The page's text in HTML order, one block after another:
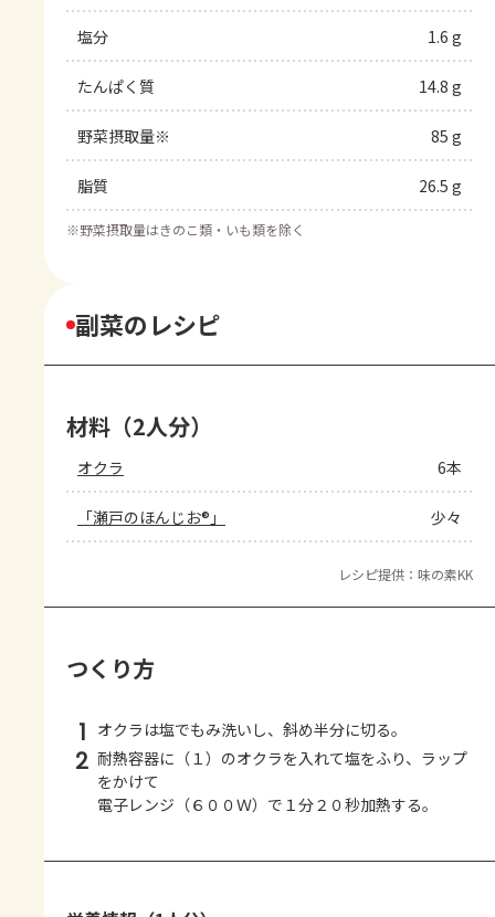
塩分 1.6 g
たんぱく質 14.8 g
野菜摂取量※ 85 g
脂質 26.5 g
※野菜摂取量はきのこ類・いも類を除く
副菜のレシピ
材料（2人分）
オクラ 6本
「瀬戸のほんじお®」 少々
レシピ提供：味の素KK
つくり方
1 オクラは塩でもみ洗いし、斜め半分に切る。
2 耐熱容器に（１）のオクラを入れて塩をふり、ラップ
をかけて
電子レンジ（６００Ｗ）で１分２０秒加熱する。